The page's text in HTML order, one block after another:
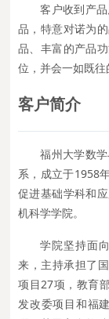
客户收到产
品，特意对诺为
品、丰富的产品
位，并会一如既往
客户简介
福州大学数
系，成立于1958
促进基础学科和
机科学学院。
学院坚持面
来，主持承担了
项目27项，教育
发改委项目和福